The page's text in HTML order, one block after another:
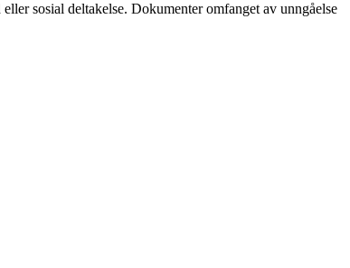
sosial deltakelse. Dokumenter omfanget av unngåelse